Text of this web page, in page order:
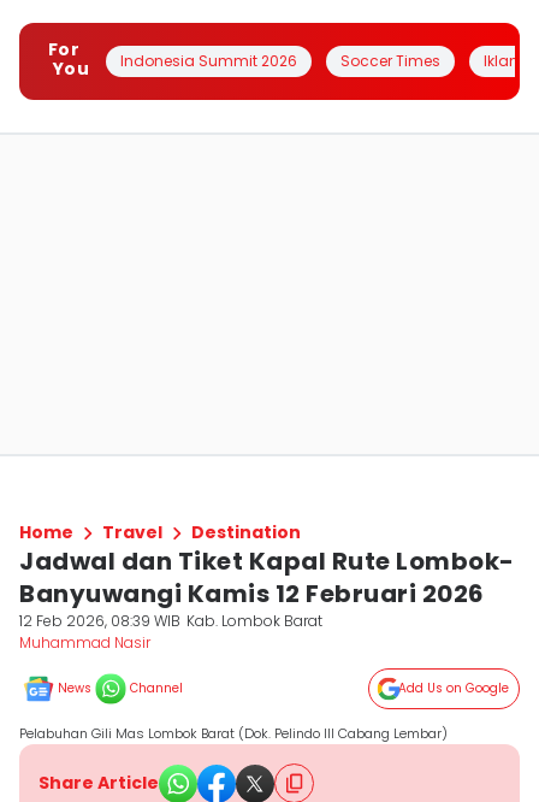
For
You
Indonesia Summit 2026 Soccer Times Iklanin
Home Travel Destination
Jadwal dan Tiket Kapal Rute Lombok-
Banyuwangi Kamis 12 Februari 2026
12 Feb 2026, 08:39 WIB Kab. Lombok Barat
Muhammad Nasir
News Channel Add Us on Google
Pelabuhan Gili Mas Lombok Barat (Dok. Pelindo III Cabang Lembar)
Share Article